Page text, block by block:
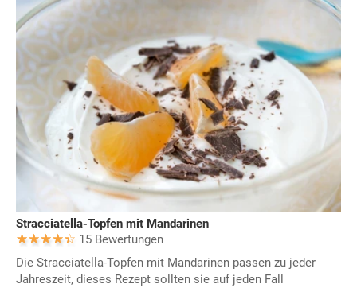
Stracciatella-Topfen mit Mandarinen
15 Bewertungen
Die Stracciatella-Topfen mit Mandarinen passen zu jeder
Jahreszeit, dieses Rezept sollten sie auf jeden Fall